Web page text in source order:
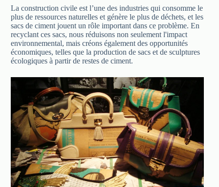
La construction civile est l’une des industries qui consomme le
plus de ressources naturelles et génère le plus de déchets, et les
sacs de ciment jouent un rôle important dans ce problème. En
recyclant ces sacs, nous réduisons non seulement l'impact
environnemental, mais créons également des opportunités
économiques, telles que la production de sacs et de sculptures
écologiques à partir de restes de ciment.